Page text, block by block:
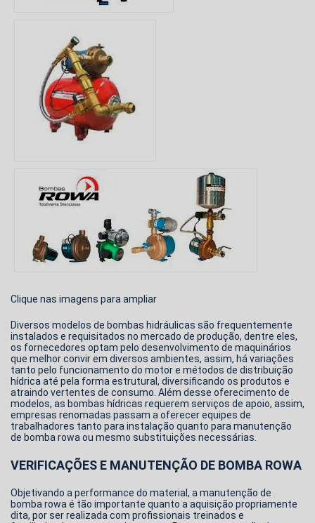
Clique nas imagens para ampliar
Diversos modelos de bombas hidráulicas são frequentemente
instalados e requisitados no mercado de produção, dentre eles,
os fornecedores optam pelo desenvolvimento de maquinários
que melhor convir em diversos ambientes, assim, há variações
tanto pelo funcionamento do motor e métodos de distribuição
hídrica até pela forma estrutural, diversificando os produtos e
atraindo vertentes de consumo. Além desse oferecimento de
modelos, as bombas hídricas requerem serviços de apoio, assim,
empresas renomadas passam a oferecer equipes de
trabalhadores tanto para instalação quanto para manutenção
de bomba rowa ou mesmo substituições necessárias.
VERIFICAÇÕES E MANUTENÇÃO DE BOMBA ROWA
Objetivando a performance do material, a manutenção de
bomba rowa é tão importante quanto a aquisição propriamente
dita, por ser realizada com profissionais treinados e